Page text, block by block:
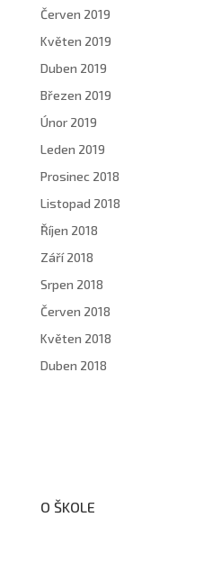
Červen 2019
Květen 2019
Duben 2019
Březen 2019
Únor 2019
Leden 2019
Prosinec 2018
Listopad 2018
Říjen 2018
Září 2018
Srpen 2018
Červen 2018
Květen 2018
Duben 2018
O ŠKOLE